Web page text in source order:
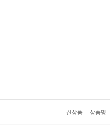
신상품 상품명